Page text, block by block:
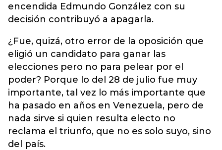
encendida Edmundo González con su
decisión contribuyó a apagarla.
¿Fue, quizá, otro error de la oposición que
eligió un candidato para ganar las
elecciones pero no para pelear por el
poder? Porque lo del 28 de julio fue muy
importante, tal vez lo más importante que
ha pasado en años en Venezuela, pero de
nada sirve si quien resulta electo no
reclama el triunfo, que no es solo suyo, sino
del país.